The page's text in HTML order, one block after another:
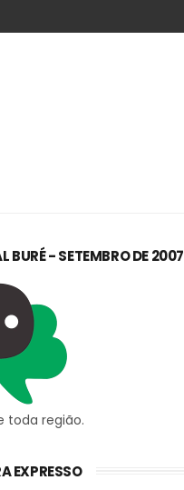
BURÉ - SETEMBRO DE 2007
toda região.
EXPRESSO